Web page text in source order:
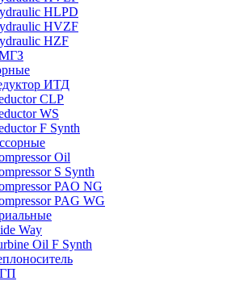
HLPD
HVZF
HZF
ИТД
CLP
WS
F Synth
Oil
S Synth
PAO NG
PAG WG
Way
Oil F Synth